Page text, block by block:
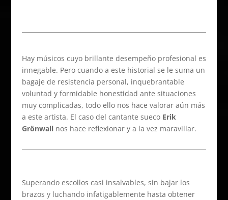
Hay músicos cuyo brillante desempeño profesional es
innegable. Pero cuando a este historial se le suma un
bagaje de resistencia personal, inquebrantable
voluntad y formidable honestidad ante situaciones
muy complicadas, todo ello nos hace valorar aún más
a este artista. El caso del cantante sueco Erik
Grönwallnos hace reflexionar y a la vez maravillar.
Superando escollos casi insalvables, sin bajar los
brazos y luchando infatigablemente hasta obtener